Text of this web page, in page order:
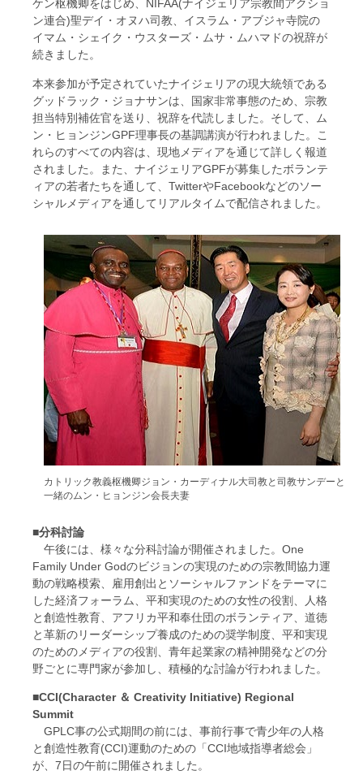
ケン枢機卿をはじめ、NIFAA(ナイジェリア宗教間アクショ
ン連合)聖デイ・オヌハ司教、イスラム・アブジャ寺院の
イマム・シェイク・ウスターズ・ムサ・ムハマドの祝辞が
続きました。
本来参加が予定されていたナイジェリアの現大統領である
グッドラック・ジョナサンは、国家非常事態のため、宗教
担当特別補佐官を送り、祝辞を代読しました。そして、ム
ン・ヒョンジンGPF理事長の基調講演が行われました。こ
れらのすべての内容は、現地メディアを通じて詳しく報道
されました。また、ナイジェリアGPFが募集したボランテ
ィアの若者たちを通して、TwitterやFacebookなどのソー
シャルメディアを通してリアルタイムで配信されました。
カトリック教義枢機卿ジョン・カーディナル大司教と司教サンデーと
一緒のムン・ヒョンジン会長夫妻
■分科討論
午後には、様々な分科討論が開催されました。One
Family Under Godのビジョンの実現のための宗教間協力運
動の戦略模索、雇用創出とソーシャルファンドをテーマに
した経済フォーラム、平和実現のための女性の役割、人格
と創造性教育、アフリカ平和奉仕団のボランティア、道徳
と革新のリーダーシップ養成のための奨学制度、平和実現
のためのメディアの役割、青年起業家の精神開発などの分
野ごとに専門家が参加し、積極的な討論が行われました。
■CCI(Character ＆ Creativity Initiative) Regional
Summit
GPLC事の公式期間の前には、事前行事で青少年の人格
と創造性教育(CCI)運動のための「CCI地域指導者総会」
が、7日の午前に開催されました。